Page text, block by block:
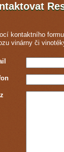
kontaktního
vinárny či